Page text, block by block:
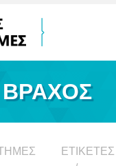
ΒΡΆΧΟΣ
ΕΤΙΚΈΤΕΣ